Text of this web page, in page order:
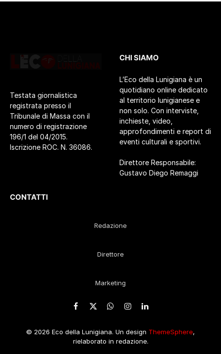
Testata giornalistica
registrata presso il
Tribunale di Massa con il
numero di registrazione
196/1 del 04/2015.
Iscrizione ROC. N. 36086.
CHI SIAMO
L’Eco della Lunigiana è un
quotidiano online dedicato
al territorio lunigianese e
non solo. Con interviste,
inchieste, video,
approfondimenti e report di
eventi culturali e sportivi.
Direttore Responsabile:
Gustavo Diego Remaggi
CONTATTI
Redazione
Direttore
Marketing
Facebook
X
WhatsApp
Instagram
LinkedIn
© 2026 Eco della Lunigiana. Un design ThemeSphere,
rielaborato in redazione.